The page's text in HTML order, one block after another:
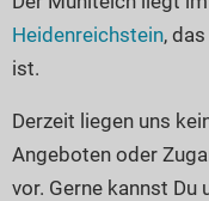
Glamping
Seen in Europa
Österreich
Frankreich
Niederlande
Heidenreichstein,
ist.
Derzeit liegen uns
Angeboten oder
vor. Gerne kannst